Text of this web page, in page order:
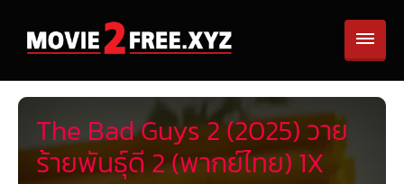
The Bad Guys 2 (2025) วาย
ร้ายพันธุ์ดี 2 (พากย์ไทย) 1X